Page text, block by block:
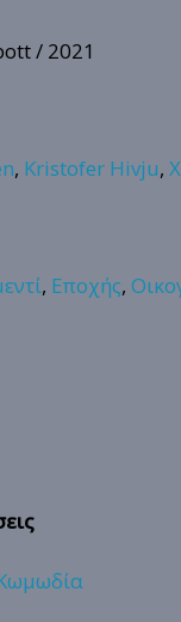
/ 2021
, Kristofer Hivju,
, Εποχής,